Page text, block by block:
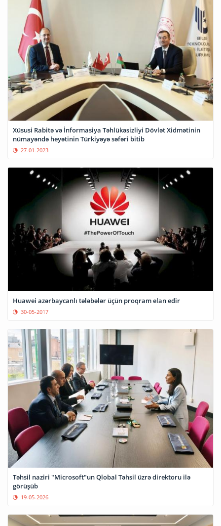
Xüsusi Rabitə və İnformasiya Təhlükəsizliyi Dövlət Xidmətinin
nümayəndə heyətinin Türkiyəyə səfəri bitib
27-01-2023
Huawei azərbaycanlı tələbələr üçün proqram elan edir
30-05-2017
Təhsil naziri "Microsoft"un Qlobal Təhsil üzrə direktoru ilə
görüşüb
19-05-2026